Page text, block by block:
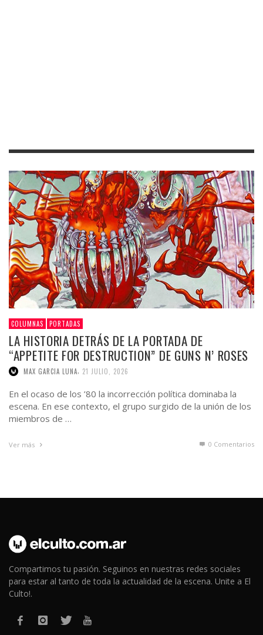
COLUMNAS PORTADAS
LA HISTORIA DETRÁS DE LA PORTADA DE
“APPETITE FOR DESTRUCTION” DE GUNS N’ ROSES
MAX GARCIA LUNA, 21 JULIO, 2026
En el ocaso de los ’80 la incorrección política dominaba la
escena. En ese contexto, el grupo surgido de la unión de los
miembros de …
Ver más 0 Comentarios
Compartimos tu pasión. Seguinos en nuestras redes sociales
para estar al tanto de toda la actualidad de la escena. Unite a El
Culto!.